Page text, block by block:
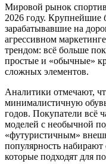
Мировой рынок
2026 году. Крупнейшие
зарабатывавшие на
агрессивном
трендом: всё больше
простые и «обычные»
сложных элементов.
Аналитики отмечают,
минималистичную
годов. Покупатели всё
моделей с необычной
«футуристичным»
популярность
которые подходят для